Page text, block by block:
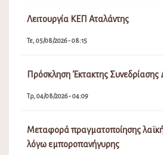
Λειτουργία ΚΕΠ Αταλάντης
Τε, 05/08/2026 - 08:15
Πρόσκληση Έκτακτης
Τρ, 04/08/2026 - 04:09
Μεταφορά πραγματοποίησης
λόγω εμποροπανήγυρης